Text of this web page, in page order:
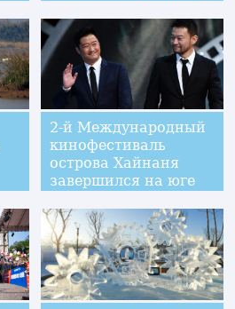
благосостоянию
местных жителей
2-й Международный
кинофестиваль
острова Хайнаня
завершился на юге